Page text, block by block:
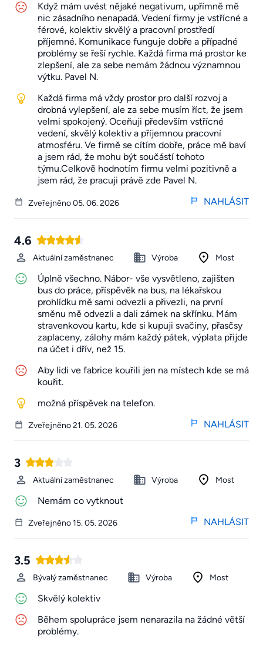
Když mám uvést nějaké negativum, upřímně mě
nic zásadního nenapadá. Vedení firmy je vstřícné a
férové, kolektiv skvělý a pracovní prostředí
příjemné. Komunikace funguje dobře a případné
problémy se řeší rychle. Každá firma má prostor ke
zlepšení, ale za sebe nemám žádnou významnou
výtku. Pavel N.
Každá firma má vždy prostor pro další rozvoj a
drobná vylepšení, ale za sebe musím říct, že jsem
velmi spokojený. Oceňuji především vstřícné
vedení, skvělý kolektiv a příjemnou pracovní
atmosféru. Ve firmě se cítím dobře, práce mě baví
a jsem rád, že mohu být součástí tohoto
týmu.Celkově hodnotím firmu velmi pozitivně a
jsem rád, že pracuji právě zde Pavel N.
Zveřejněno 05. 06. 2026 NAHLÁSIT
4.6
Aktuální zaměstnanec Výroba Most
Úplně všechno. Nábor- vše vysvětleno, zajišten
bus do práce, příspěvěk na bus, na lékařskou
prohlídku mě sami odvezli a přivezli, na první
směnu mě odvezli a dali zámek na skřínku. Mám
stravenkovou kartu, kde si kupuji svačiny, přasčsy
zaplaceny, zálohy mám každý pátek, výplata přijde
na účet i dřív, než 15.
Aby lidi ve fabrice kouřili jen na místech kde se má
kouřit.
možná příspěvek na telefon.
Zveřejněno 21. 05. 2026 NAHLÁSIT
3
Aktuální zaměstnanec Výroba Most
Nemám co vytknout
Zveřejněno 15. 05. 2026 NAHLÁSIT
3.5
Bývalý zaměstnanec Výroba Most
Skvělý kolektiv
Během spolupráce jsem nenarazila na žádné větší
problémy.